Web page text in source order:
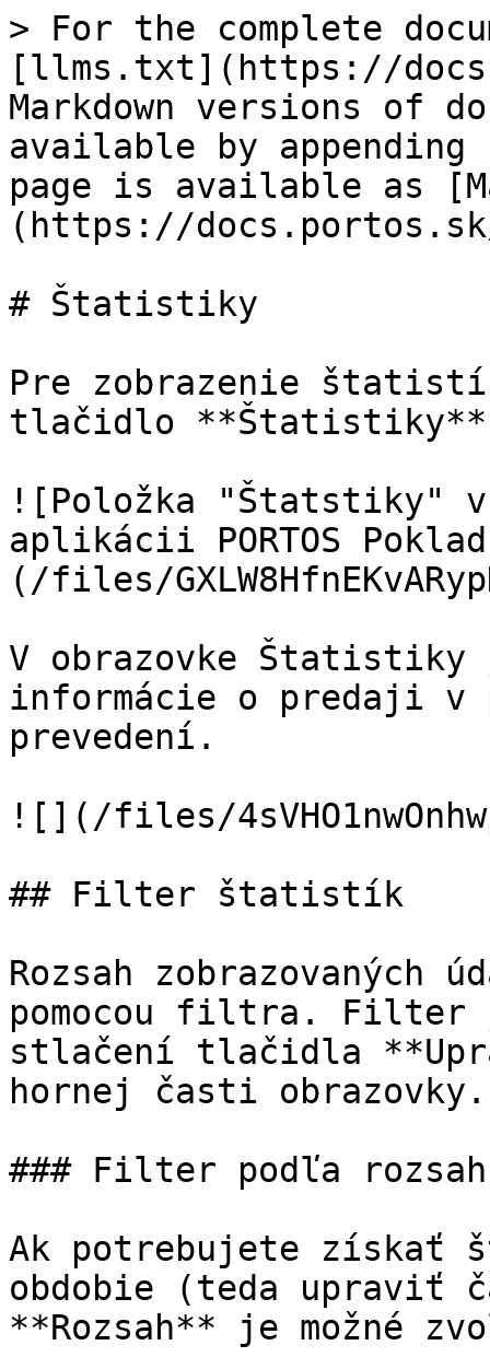
> For the complete
[llms.txt](https://
Markdown versions of
available by
page is available as
(https://
# Štatistiky
Pre zobrazenie
tlačidlo
![Položka "Štatstiky" v
aplikácii PORTOS
(/files/
V obrazovke
informácie o predaji v
prevedení.
![](/files/
## Filter štatistík
Rozsah zobrazovaných
pomocou filtra. Filter
stlačení tlačidla
hornej časti obrazovky.
### Filter podľa
Ak potrebujete získať
obdobie (teda upraviť
**Rozsah** je možné